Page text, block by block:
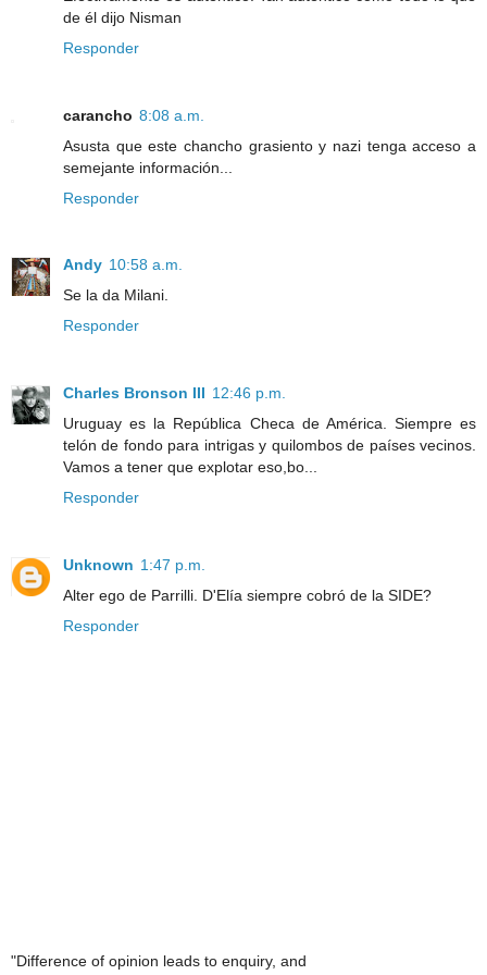
de él dijo Nisman
Responder
carancho 8:08 a.m.
Asusta que este chancho grasiento y nazi tenga acceso a
semejante información...
Responder
Andy 10:58 a.m.
Se la da Milani.
Responder
Charles Bronson III 12:46 p.m.
Uruguay es la República Checa de América. Siempre es
telón de fondo para intrigas y quilombos de países vecinos.
Vamos a tener que explotar eso,bo...
Responder
Unknown 1:47 p.m.
Alter ego de Parrilli. D'Elía siempre cobró de la SIDE?
Responder
"Difference of opinion leads to enquiry, and